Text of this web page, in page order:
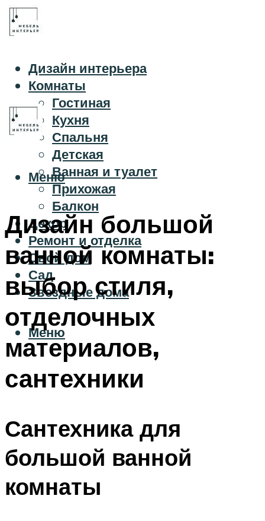
Дизайн интерьера
Комнаты
Гостиная
Кухня
Спальня
Детская
Ванная и туалет
Прихожая
Балкон
Декор
Ремонт и отделка
Свой дом
Сад
Звездные дома
Меню
Меню
Дизайн большой
ванной комнаты:
выбор стиля,
отделочных
материалов,
сантехники
Сантехника для
большой ванной
комнаты